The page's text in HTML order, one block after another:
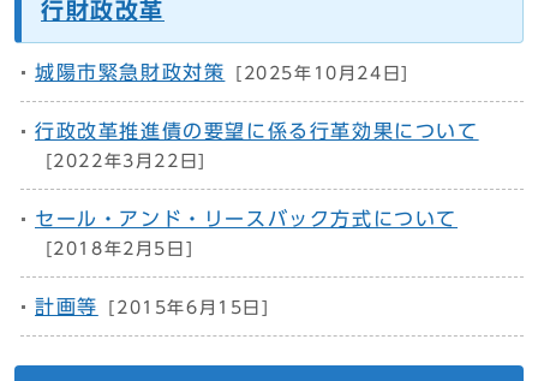
行財政改革
城陽市緊急財政対策 [2025年10月24日]
行政改革推進債の要望に係る行革効果について
[2022年3月22日]
セール・アンド・リースバック方式について
[2018年2月5日]
計画等 [2015年6月15日]